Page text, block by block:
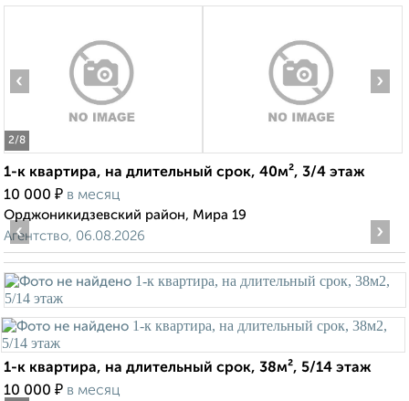
2/8
‹ ›
1-к квартира, на длительный срок, 40м², 3/4 этаж
10 000 ₽ в месяц
Орджоникидзевский район, Мира 19
Агентство, 06.08.2026
‹ ›
1-к квартира, на длительный срок, 38м², 5/14 этаж
10 000 ₽ в месяц